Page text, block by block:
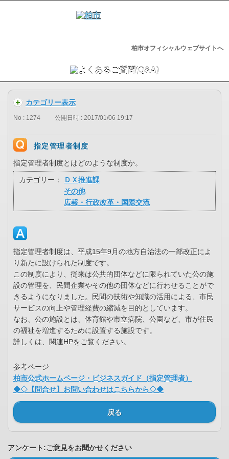
柏市オフィシャルウェブサイトへ
カテゴリー表示
No : 1274 公開日時 : 2017/01/06 19:17
指定管理者制度
指定管理者制度とはどのような制度か。
カテゴリー：
ＤＸ推進課
その他
広報・行政改革・国際交流
指定管理者制度は、平成15年9月の地方自治法の一部改正によ
り新たに設けられた制度です。
この制度により、従来は公共的団体などに限られていた公の施
設の管理を、民間企業やその他の団体などに行わせることがで
きるようになりました。民間の技術や知識の活用による、市民
サービスの向上や管理経費の縮減を目的としています。
なお、公の施設とは、体育館や市立病院、公園など、市が住民
の福祉を増進するために設置する施設です。
詳しくは、関連HPをご覧ください。
参考ページ
柏市公式ホームページ・ビジネスガイド（指定管理者）
◆◇【問合せ】お問い合わせはこちらから◇◆
戻る
アンケート:ご意見をお聞かせください